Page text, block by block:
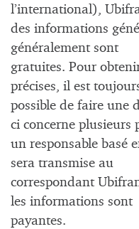
l’international),
des informations
généralement sont
gratuites. Pour
précises, il est
possible de faire une
ci concerne plusieurs
un responsable basé
sera transmise au
correspondant
les informations sont
payantes.